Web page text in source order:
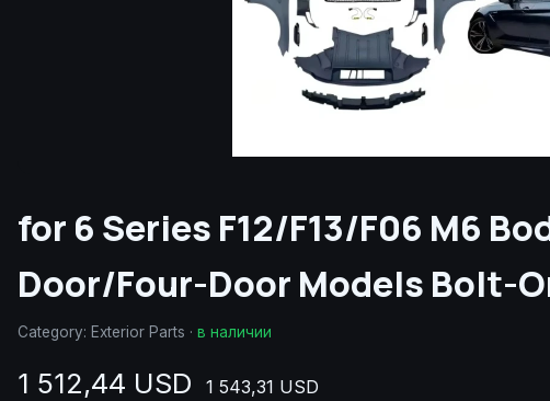
for 6 Series F12/F13/F06 M6
Door/Four-Door Models Bolt-
Category: Exterior Parts · в наличии
1 512,44 USD 1 543,31 USD